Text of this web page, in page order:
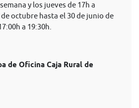
y los jueves de 17h a
de octubre hasta el 30 de junio de
a 19:30h.
de Oficina Caja Rural de